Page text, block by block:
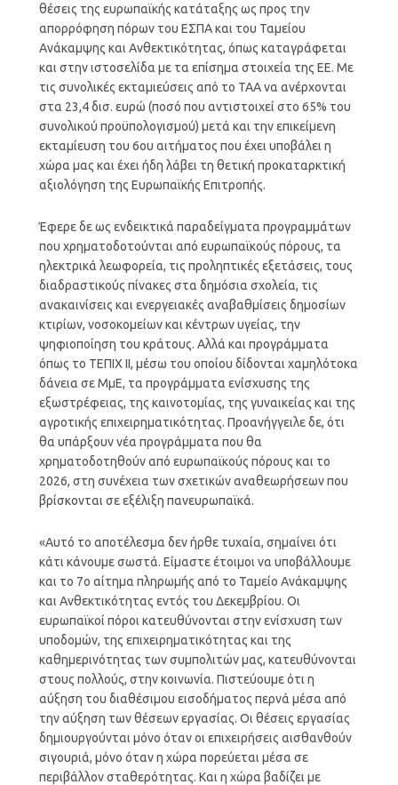
θέσεις της ευρωπαϊκής κατάταξης ως προς την
απορρόφηση πόρων του ΕΣΠΑ και του Ταμείου
Ανάκαμψης και Ανθεκτικότητας, όπως καταγράφεται
και στην ιστοσελίδα με τα επίσημα στοιχεία της ΕΕ. Με
τις συνολικές εκταμιεύσεις από το ΤΑΑ να ανέρχονται
στα 23,4 δισ. ευρώ (ποσό που αντιστοιχεί στο 65% του
συνολικού προϋπολογισμού) μετά και την επικείμενη
εκταμίευση του 6ου αιτήματος που έχει υποβάλει η
χώρα μας και έχει ήδη λάβει τη θετική προκαταρκτική
αξιολόγηση της Ευρωπαϊκής Επιτροπής.
Έφερε δε ως ενδεικτικά παραδείγματα προγραμμάτων
που χρηματοδοτούνται από ευρωπαϊκούς πόρους, τα
ηλεκτρικά λεωφορεία, τις προληπτικές εξετάσεις, τους
διαδραστικούς πίνακες στα δημόσια σχολεία, τις
ανακαινίσεις και ενεργειακές αναβαθμίσεις δημοσίων
κτιρίων, νοσοκομείων και κέντρων υγείας, την
ψηφιοποίηση του κράτους. Αλλά και προγράμματα
όπως το ΤΕΠΙΧ ΙΙ, μέσω του οποίου δίδονται χαμηλότοκα
δάνεια σε ΜμΕ, τα προγράμματα ενίσχυσης της
εξωστρέφειας, της καινοτομίας, της γυναικείας και της
αγροτικής επιχειρηματικότητας. Προανήγγειλε δε, ότι
θα υπάρξουν νέα προγράμματα που θα
χρηματοδοτηθούν από ευρωπαϊκούς πόρους και το
2026, στη συνέχεια των σχετικών αναθεωρήσεων που
βρίσκονται σε εξέλιξη πανευρωπαϊκά.
«Αυτό το αποτέλεσμα δεν ήρθε τυχαία, σημαίνει ότι
κάτι κάνουμε σωστά. Είμαστε έτοιμοι να υποβάλλουμε
και το 7ο αίτημα πληρωμής από το Ταμείο Ανάκαμψης
και Ανθεκτικότητας εντός του Δεκεμβρίου. Οι
ευρωπαϊκοί πόροι κατευθύνονται στην ενίσχυση των
υποδομών, της επιχειρηματικότητας και της
καθημερινότητας των συμπολιτών μας, κατευθύνονται
στους πολλούς, στην κοινωνία. Πιστεύουμε ότι η
αύξηση του διαθέσιμου εισοδήματος περνά μέσα από
την αύξηση των θέσεων εργασίας. Οι θέσεις εργασίας
δημιουργούνται μόνο όταν οι επιχειρήσεις αισθανθούν
σιγουριά, μόνο όταν η χώρα πορεύεται μέσα σε
περιβάλλον σταθερότητας. Και η χώρα βαδίζει με